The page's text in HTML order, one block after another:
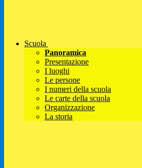
Scuola
Panoramica
Presentazione
I luoghi
Le persone
I numeri della scuola
Le carte della scuola
Organizzazione
La storia